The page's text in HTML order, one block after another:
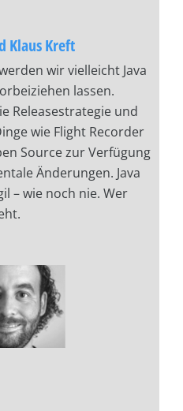
Klaus Kreft
wir vielleicht Java
lassen.
Releasestrategie und
wie Flight Recorder
Source zur Verfügung
Änderungen. Java
– wie noch nie. Wer